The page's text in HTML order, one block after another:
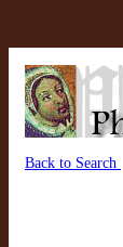
Back to Search